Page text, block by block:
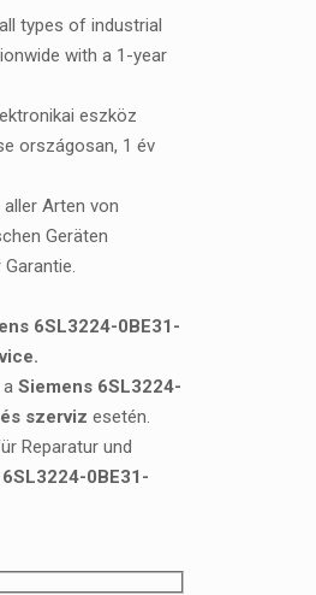
types of industrial
with a 1-year
eszköz
országosan, 1 év
aller Arten von
Geräten
6SL3224-0BE31-
a Siemens 6SL3224-
szerviz esetén.
Reparatur und
0BE31-